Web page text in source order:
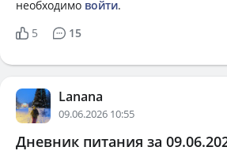
необходимо войти.
5
15
Lanana
09.06.2026 10:55
Дневник питания за